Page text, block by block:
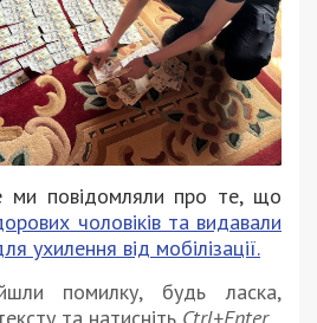
ми повідомляли про те, що
чоловіків та видавали
ухилення від мобілізації.
помилку, будь ласка,
та натисніть Ctrl+Enter.